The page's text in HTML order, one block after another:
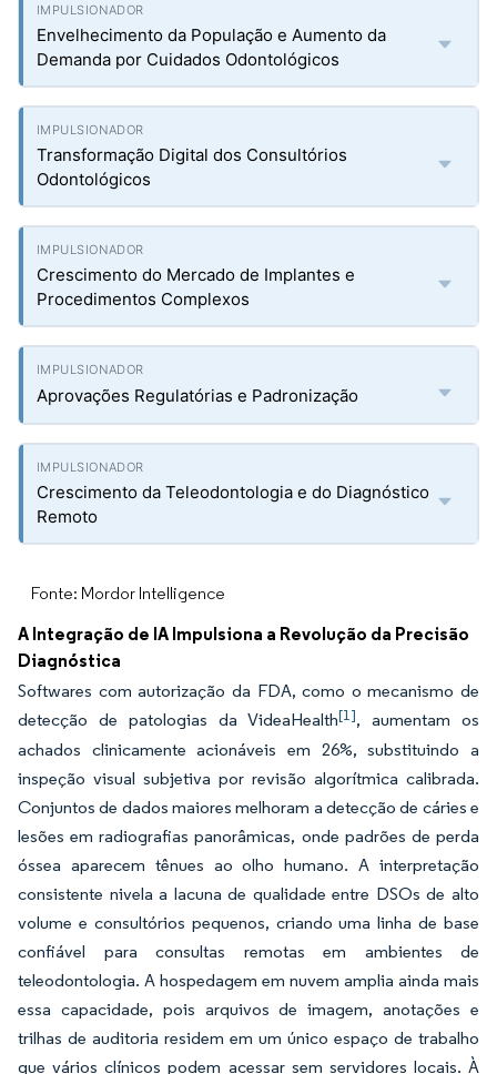
Envelhecimento da População e Aumento da
Demanda por Cuidados Odontológicos
Transformação Digital dos Consultórios
Odontológicos
Crescimento do Mercado de Implantes e
Procedimentos Complexos
Aprovações Regulatórias e Padronização
Crescimento da Teleodontologia e do Diagnóstico
Remoto
Fonte: Mordor Intelligence
A Integração de IA Impulsiona a Revolução da Precisão
Diagnóstica
Softwares com autorização da FDA, como o mecanismo de
detecção de patologias da VideaHealth[1], aumentam os
achados clinicamente acionáveis em 26%, substituindo a
inspeção visual subjetiva por revisão algorítmica calibrada.
Conjuntos de dados maiores melhoram a detecção de cáries e
lesões em radiografias panorâmicas, onde padrões de perda
óssea aparecem tênues ao olho humano. A interpretação
consistente nivela a lacuna de qualidade entre DSOs de alto
volume e consultórios pequenos, criando uma linha de base
confiável para consultas remotas em ambientes de
teleodontologia. A hospedagem em nuvem amplia ainda mais
essa capacidade, pois arquivos de imagem, anotações e
trilhas de auditoria residem em um único espaço de trabalho
que vários clínicos podem acessar sem servidores locais. À